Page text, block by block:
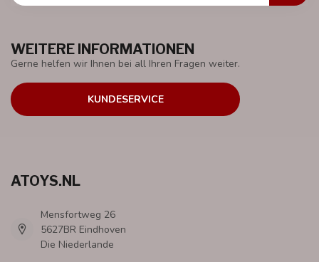
WEITERE INFORMATIONEN
Gerne helfen wir Ihnen bei all Ihren Fragen weiter.
KUNDESERVICE
ATOYS.NL
Mensfortweg 26
5627BR Eindhoven
Die Niederlande